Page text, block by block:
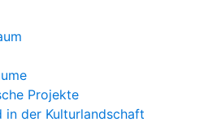
Projekte
in der Kulturlandschaft